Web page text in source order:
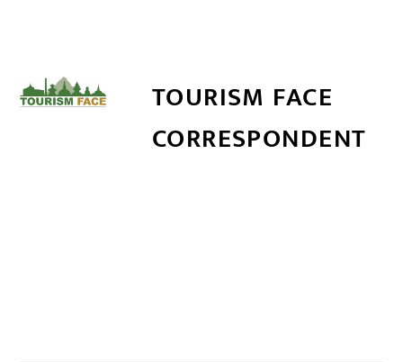
TOURISM FACE
CORRESPONDENT